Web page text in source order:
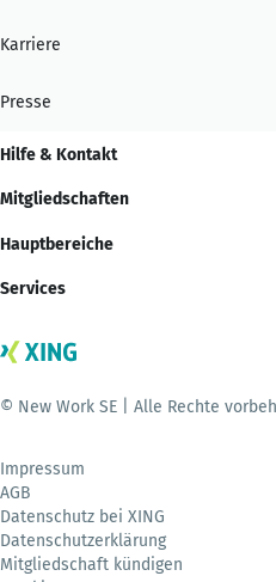
Karriere
Presse
Hilfe & Kontakt
Mitgliedschaften
Hauptbereiche
Services
© New Work SE | Alle Rechte
Impressum
AGB
Datenschutz bei XING
Datenschutzerklärung
Mitgliedschaft kündigen